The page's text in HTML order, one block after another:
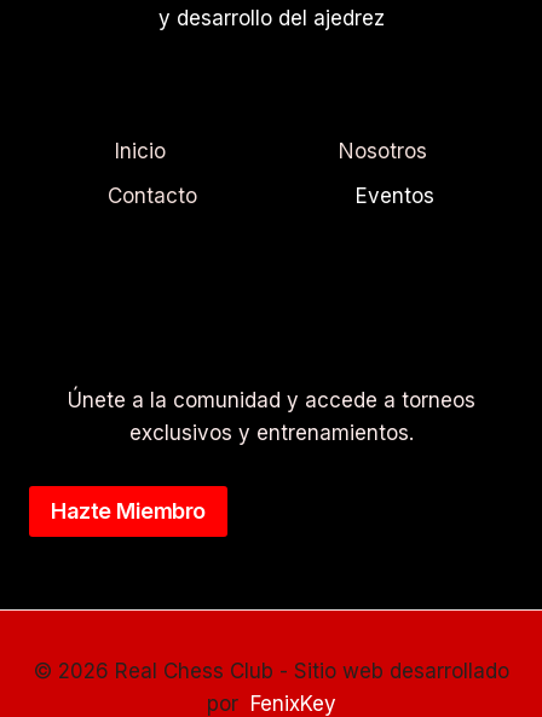
y desarrollo del ajedrez
Inicio
Nosotros
Contacto
Eventos
Únete a la comunidad y accede a torneos
exclusivos y entrenamientos.
Hazte Miembro
© 2026 Real Chess Club - Sitio web desarrollado
por FenixKey